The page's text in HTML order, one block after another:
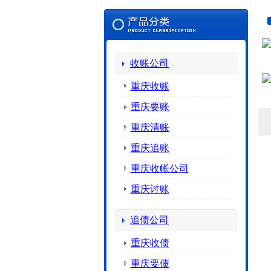
收账公司
重庆收账
重庆要账
重庆清账
重庆追账
重庆收帐公司
重庆讨账
追债公司
重庆收债
重庆要债